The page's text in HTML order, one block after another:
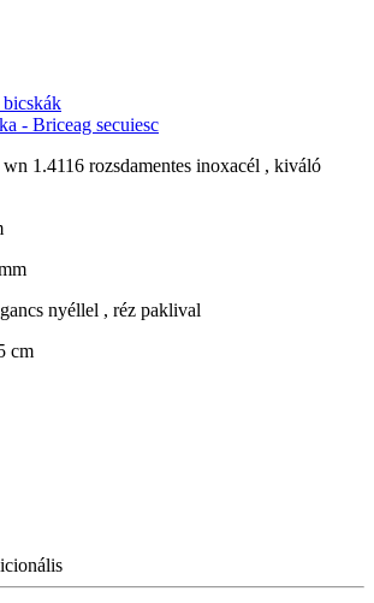
bicskák
- Briceag secuiesc
1.4116 rozsdamentes inoxacél , kiváló
nyéllel , réz paklival
cm